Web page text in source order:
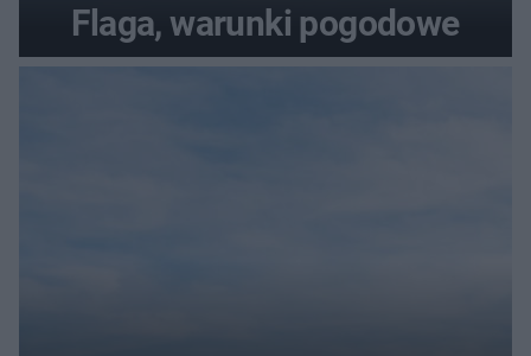
Flaga, warunki pogodowe